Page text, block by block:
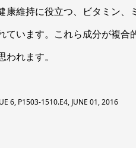
維持に役立つ、ビタミン、
ています。これら成分が複
れます。
6, P1503-1510.E4, JUNE 01, 2016